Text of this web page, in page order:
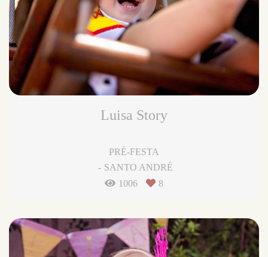
Luisa Story
PRÉ-FESTA
SANTO ANDRÉ
1006
8